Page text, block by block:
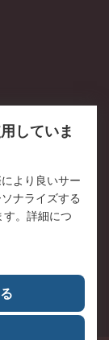
サイト
していま
より良いサー
ナライズする
。詳細につ